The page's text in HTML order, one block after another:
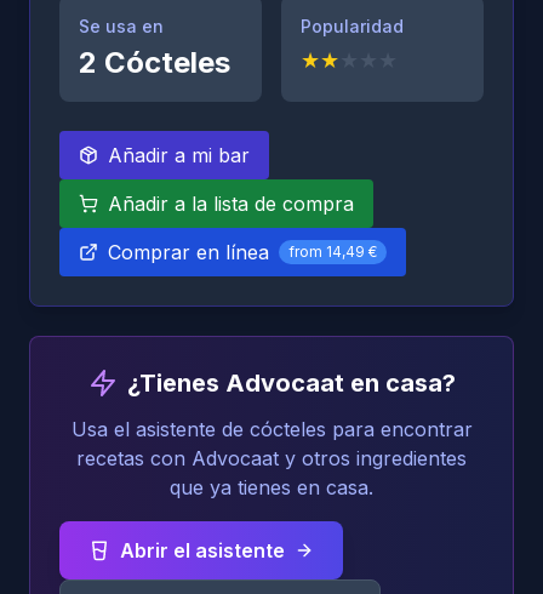
Se usa en
2 Cócteles
Popularidad
★★
Añadir a mi bar
Añadir a la lista de compra
Comprar en línea
from 14,49 €
¿Tienes Advocaat en casa?
Usa el asistente de cócteles para encontrar
recetas con Advocaat y otros ingredientes
que ya tienes en casa.
Abrir el asistente